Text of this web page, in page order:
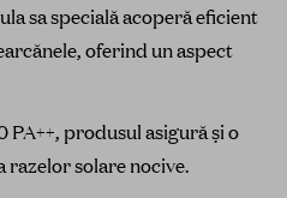
sa specială acoperă eficient
oferind un aspect
PA++, produsul asigură și o
solare nocive.